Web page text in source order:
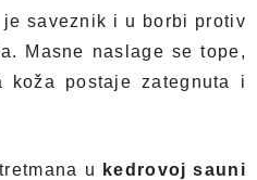
saveznik i u borbi protiv
Masne naslage se tope,
koža postaje zategnuta i
u
kedrovoj sauni